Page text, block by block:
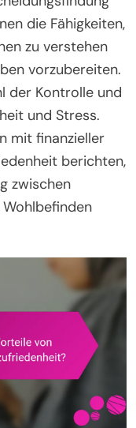
die Fähigkeiten,
zu verstehen
vorzubereiten.
der Kontrolle und
und Stress.
mit finanzieller
berichten,
zwischen